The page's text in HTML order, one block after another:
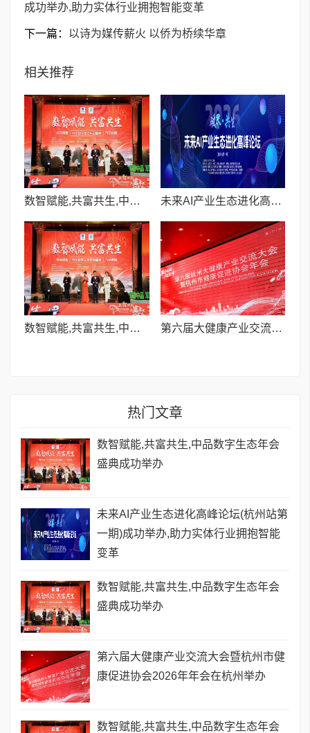
成功举办,助力实体行业拥抱智能变革
下一篇： 以诗为媒传薪火 以侨为桥续华章
相关推荐
数智赋能,共富共生,中品数字生态年会盛典成功举办 未来AI产业生态进化高峰论坛(杭州站第一期)成功举办,助力实体行业拥抱智能变革
数智赋能,共富共生,中品数字生态年会盛典成功举办 第六届大健康产业交流大会暨杭州市健康促进协会2026年年会在杭州举办
热门文章
数智赋能,共富共生,中品数字生态年会
盛典成功举办
未来AI产业生态进化高峰论坛(杭州站第
一期)成功举办,助力实体行业拥抱智能
变革
数智赋能,共富共生,中品数字生态年会
盛典成功举办
第六届大健康产业交流大会暨杭州市健
康促进协会2026年年会在杭州举办
数智赋能,共富共生,中品数字生态年会